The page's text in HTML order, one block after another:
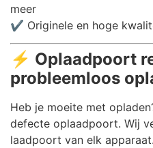
meer
✔️ Originele en hoge
⚡ Oplaadpoort
probleemloos
Heb je moeite met
defecte oplaadpoort. Wij
laadpoort van elk apparaat.